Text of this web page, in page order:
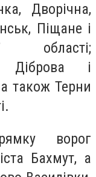
Дворічна,
Піщане і
області;
Діброва і
також Терни
ворог
Бахмут, а